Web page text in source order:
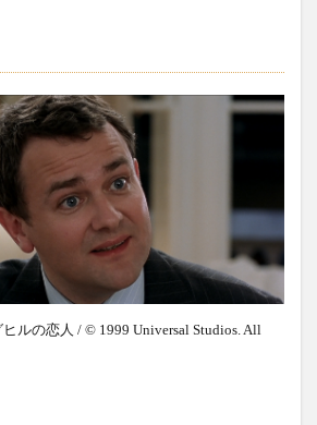
ルの恋人 / © 1999 Universal Studios. All